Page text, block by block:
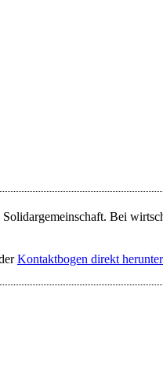
Bei
Kontaktbogen direkt